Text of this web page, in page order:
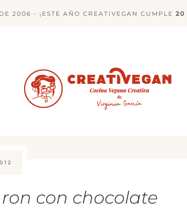
2006 - ¡ESTE AÑO CREATIVEGAN CUMPLE 20
con chocolate